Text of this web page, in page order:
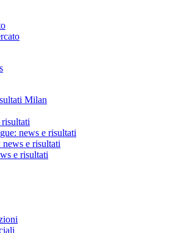
Milan
news e risultati
e risultati
e risultati